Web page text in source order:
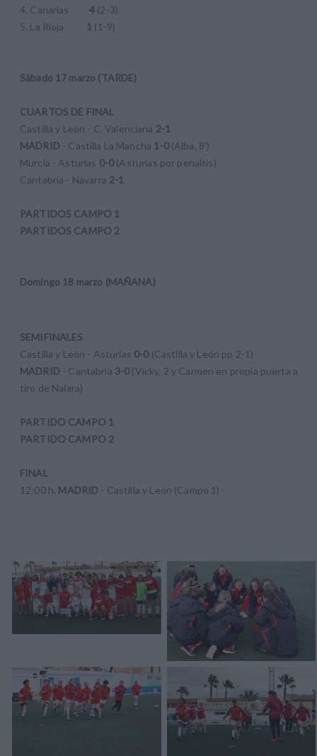
4. Canarias 4 (2-3)
5. La Rioja 1 (1-9)
Sábado 17 marzo (TARDE)
CUARTOS DE FINAL
Castilla y León - C. Valenciana 2-1
MADRID - Castilla La Mancha 1-0(Alba, 8')
Murcia - Asturias 0-0 (Asturias por penaltis)
Cantabria - Navarra 2-1
PARTIDOS CAMPO 1
PARTIDOS CAMPO 2
Domingo 18 marzo (MAÑANA)
SEMIFINALES
Castilla y León - Asturias 0-0 (Castilla y León pp 2-1)
MADRID - Cantabria 3-0 (Vicky, 2 y Carmen en propia puerta a
tiro de Naiara)
PARTIDO CAMPO 1
PARTIDO CAMPO 2
FINAL
12:00 h. MADRID - Castilla y León (Campo 1)